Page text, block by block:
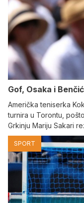
Gof, Osaka i
Američka teniserka
turnira u Torontu,
Grkinju Mariju Sakari
SPORT